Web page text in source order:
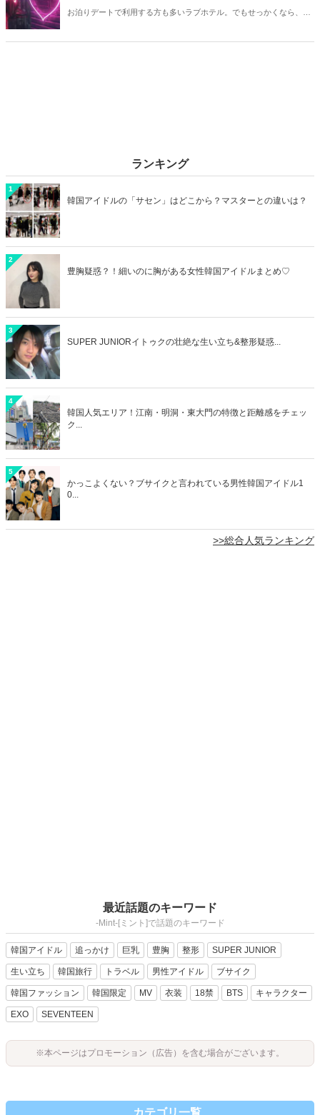
お泊りデートで利用する方も多いラブホテル。でもせっかくなら、キ
カップルデートにおすすめのラブホを横浜エリアからご紹介します！
ランキング
1
韓国アイドルの「サセン」はどこから？マスターとの違いは？
2
豊胸疑惑？！細いのに胸がある女性韓国アイドルまとめ♡
3
SUPER JUNIORイトゥクの壮絶な生い立ち&整形疑惑...
4
韓国人気エリア！江南・明洞・東大門の特徴と距離感をチェッ
ク...
5
かっこよくない？ブサイクと言われている男性韓国アイドル1
0...
>>総合人気ランキング
最近話題のキーワード
-Mint-[ミント]で話題のキーワード
韓国アイドル 追っかけ 巨乳 豊胸 整形 SUPER JUNIOR
生い立ち 韓国旅行 トラベル 男性アイドル ブサイク
韓国ファッション 韓国限定 MV 衣装 18禁 BTS キャラクター
EXO SEVENTEEN
※本ページはプロモーション（広告）を含む場合がございます。